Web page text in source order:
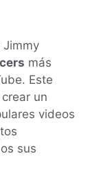
Jimmy
más
Este
un
videos
sus